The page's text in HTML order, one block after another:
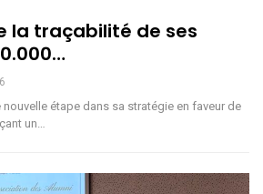
la traçabilité de ses
étape dans sa stratégie en faveur de
un…